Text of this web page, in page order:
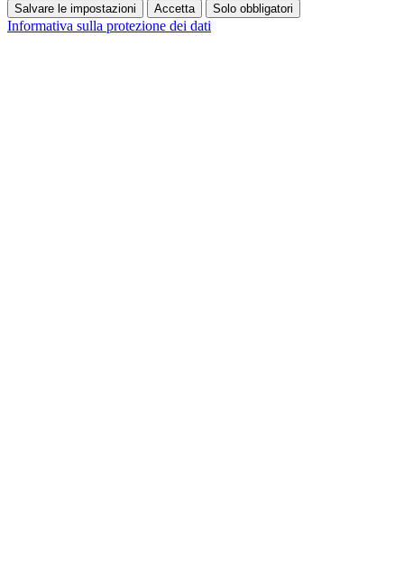
Salvare le impostazioni Accetta Solo obbligatori
Informativa sulla protezione dei dati